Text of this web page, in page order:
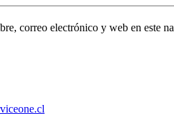
correo electrónico y web en este